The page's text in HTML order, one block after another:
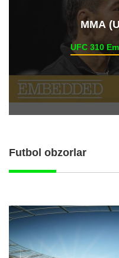
ММА
UFC 310
Futbol obzorlar